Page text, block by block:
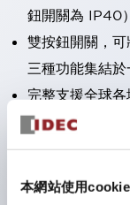
本網站使用cookie
鈕開關為 IP40
雙按鈕開關，
三種功能集結於
完整支援全球各
一顆 LED 燈泡
需分色管理的